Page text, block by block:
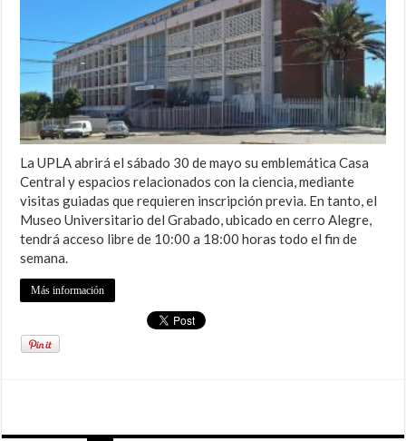
La UPLA abrirá el sábado 30 de mayo su emblemática Casa
Central y espacios relacionados con la ciencia, mediante
visitas guiadas que requieren inscripción previa. En tanto, el
Museo Universitario del Grabado, ubicado en cerro Alegre,
tendrá acceso libre de 10:00 a 18:00 horas todo el fin de
semana.
Más información